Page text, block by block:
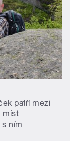
patří mezi
míst
s ním